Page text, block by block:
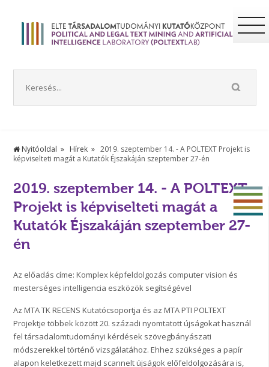
Nyitóoldal Hírek
2019. szeptember 14. - A POLTEXT Projekt is
képviselteti magát a Kutatók Éjszakáján szeptember 27-én
2019. szeptember 14. - A POLTEXT
Projekt is képviselteti magát a
Kutatók Éjszakáján szeptember 27-
én
Az előadás címe: Komplex képfeldolgozás computer vision és
mesterséges intelligencia eszközök segítségével
Az MTA TK RECENS Kutatócsoportja és az MTA PTI POLTEXT
Projektje többek között 20. századi nyomtatott újságokat használ
fel társadalomtudományi kérdések szövegbányászati
módszerekkel történő vizsgálatához. Ehhez szükséges a papír
alapon keletkezett majd scannelt újságok előfeldolgozására is,